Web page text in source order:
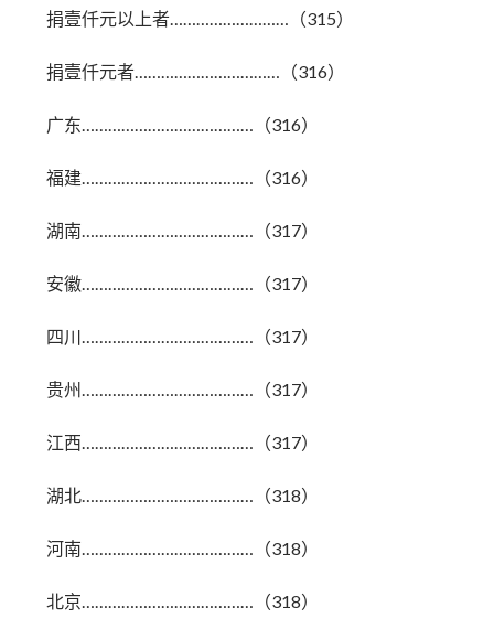
捐壹仟元以上者………………………（315）
捐壹仟元者……………………………（316）
广东…………………………………（316）
福建…………………………………（316）
湖南…………………………………（317）
安徽…………………………………（317）
四川…………………………………（317）
贵州…………………………………（317）
江西…………………………………（317）
湖北…………………………………（318）
河南…………………………………（318）
北京…………………………………（318）